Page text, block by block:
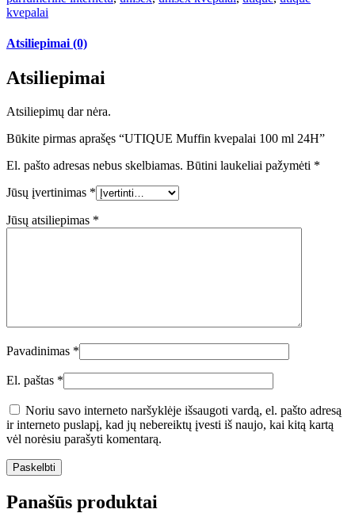
kvepalai
Atsiliepimai (0)
Atsiliepimai
Atsiliepimų dar nėra.
Būkite pirmas aprašęs “UTIQUE Muffin kvepalai 100 ml 24H”
El. pašto adresas nebus skelbiamas. Būtini laukeliai pažymėti *
Jūsų įvertinimas *
Jūsų atsiliepimas *
Pavadinimas *
El. paštas *
Noriu savo interneto naršyklėje išsaugoti vardą, el. pašto adresą
ir interneto puslapį, kad jų nebereiktų įvesti iš naujo, kai kitą kartą
vėl norėsiu parašyti komentarą.
Panašūs produktai